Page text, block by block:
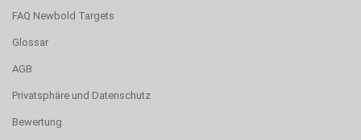
FAQ Newbold Targets
Glossar
AGB
Privatsphäre und Datenschutz
Bewertung